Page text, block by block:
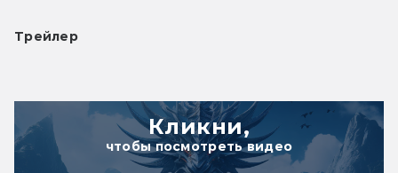
Трейлер
Кликни,
чтобы посмотреть видео